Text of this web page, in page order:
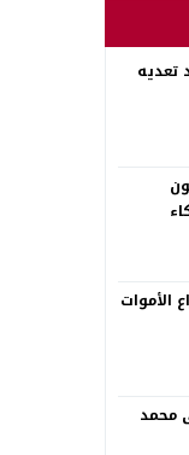
تعديه
: علم السفح وصراع الأموات
محمد